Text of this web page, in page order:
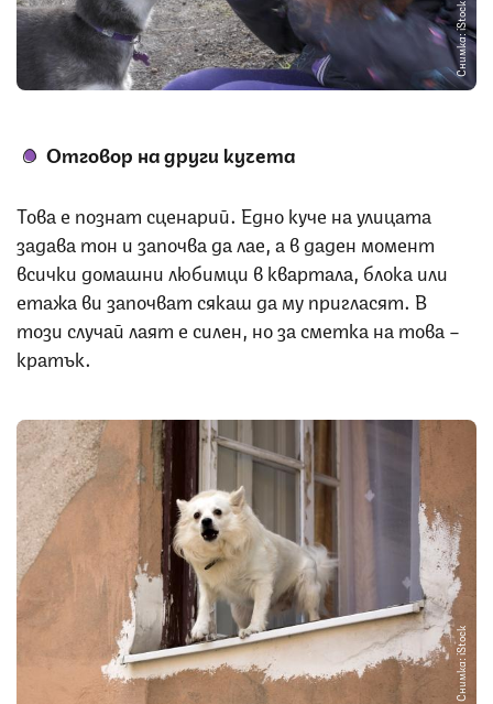
Снимка: iStock
Отговор на други кучета
Това е познат сценарий. Едно куче на улицата
задава тон и започва да лае, а в даден момент
всички домашни любимци в квартала, блока или
етажа ви започват сякаш да му пригласят. В
този случай лаят е силен, но за сметка на това –
кратък.
Снимка: iStock